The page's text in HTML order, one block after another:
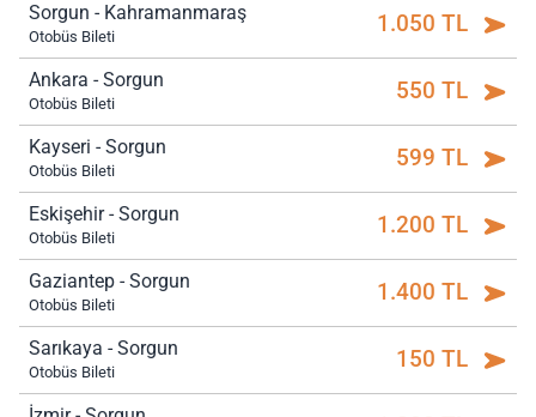
Sorgun - Kahramanmaraş
Otobüs Bileti 1.050 TL
Ankara - Sorgun
Otobüs Bileti 550 TL
Kayseri - Sorgun
Otobüs Bileti 599 TL
Eskişehir - Sorgun
Otobüs Bileti 1.200 TL
Gaziantep - Sorgun
Otobüs Bileti 1.400 TL
Sarıkaya - Sorgun
Otobüs Bileti 150 TL